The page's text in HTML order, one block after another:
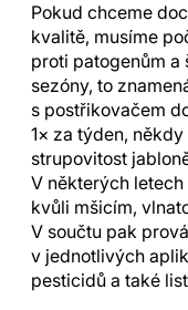
Pokud chceme
kvalitě, musíme
proti patogenům a
sezóny, to
s postřikovačem
1× za týden,
strupovitost
V některých
kvůli mšicím,
V součtu pak
v jednotlivých
pesticidů a také